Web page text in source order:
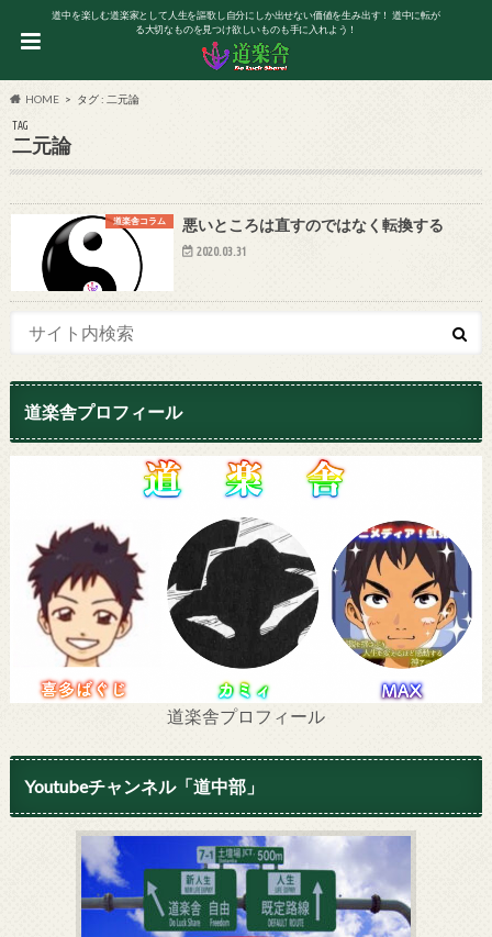
道中を楽しむ道楽家として人生を謳歌し自分にしか出せない価値を生み出す！ 道中に転が
る大切なものを見つけ欲しいものも手に入れよう！
HOME タグ : 二元論
TAG
二元論
道楽舎コラム 悪いところは直すのではなく転換する
2020.03.31
道楽舎プロフィール
道楽舎プロフィール
Youtubeチャンネル「道中部」